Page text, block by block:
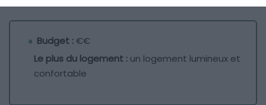
Budget :€€
Le plus du logement : un logement lumineux et
confortable